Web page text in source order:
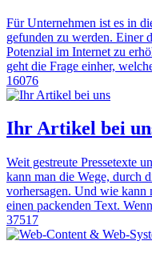
Für Unternehmen ist es in
gefunden zu werden. Einer
Potenzial im Internet zu
geht die Frage einher,
16076
Ihr Artikel bei
Weit gestreute Pressetexte
kann man die Wege, durch
vorhersagen. Und wie kann
einen packenden Text.
37517